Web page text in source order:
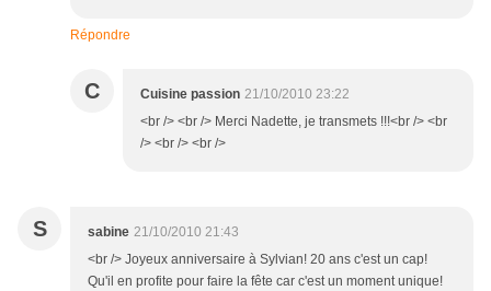
Répondre
C Cuisine passion 21/10/2010 23:22
<br /> <br /> Merci Nadette, je transmets !!!<br /> <br
/> <br /> <br />
S sabine 21/10/2010 21:43
<br /> Joyeux anniversaire à Sylvian! 20 ans c'est un cap!
Qu'il en profite pour faire la fête car c'est un moment unique!